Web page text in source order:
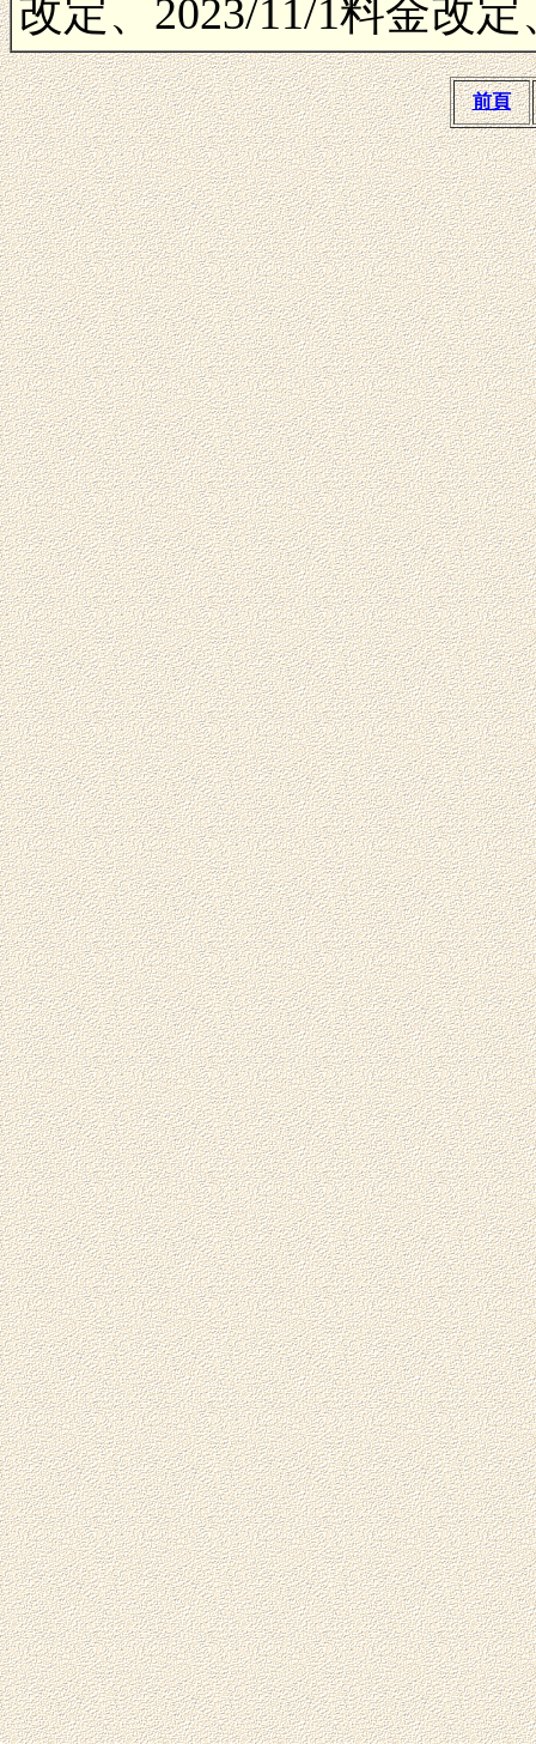
改定、2023/11/1料金改
前頁